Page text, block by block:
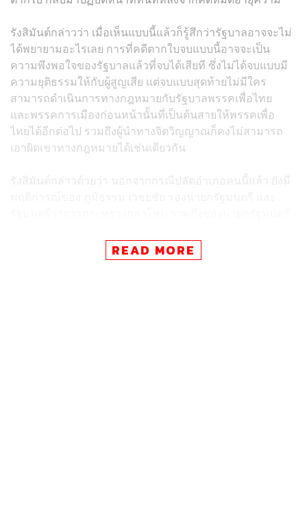
รังสิมันต์กล่าวว่า เมื่อเห็นแบบนี้แล้วก็รู้สึกว่ารัฐบาลอาจจะไม่
ได้พยายามอะไรเลย การที่คดีตากใบจบแบบนี้อาจจะเป็น
ความพึงพอใจของรัฐบาลแล้วที่จบได้เสียที ซึ่งไม่ได้จบแบบมี
ความยุติธรรมให้กับผู้สูญเสีย แต่จบแบบสุดท้ายไม่มีใคร
สามารถดำเนินการทางกฎหมายกับรัฐบาลพรรคเพื่อไทย
และพรรคการเมืองก่อนหน้านั้นที่เป็นต้นสายให้พรรคเพื่อ
ไทยได้อีกต่อไป รวมถึงผู้นำทางจิตวิญญาณก็คงไม่สามารถ
เอาผิดเขาทางกฎหมายได้เช่นเดียวกัน
รังสิมันต์กล่าวด้วยว่า นอกจากกรณีปลัดอำเภอคนนี้แล้ว ยังมี
โดยตรงไม่สามารถเชื่อว่ารัฐบาลมีความตั้งใจ และเพียร
พยายามอย่างเต็มที่ในการคลี่คลายปมนี้ ซึ่งเรื่องนี้อาจกลาย
READ MORE